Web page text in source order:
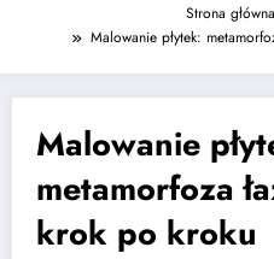
Strona główna
Malowanie płytek:
Malowanie
metamorfoza
krok po kroku